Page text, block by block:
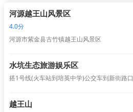
河源越王山风景区
4.0分
河源市紫金县古竹镇越王山风景区
水坑生态旅游娱乐区
搭1号线(火车站到培英中学)公交车到新街路口
越王山